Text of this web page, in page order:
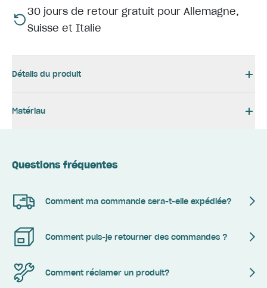
30 jours de retour gratuit pour Allemagne,
Suisse et Italie
Détails du produit
Matériau
Questions fréquentes
Comment ma commande sera-t-elle expédiée?
Comment puis-je retourner des commandes ?
Comment réclamer un produit?